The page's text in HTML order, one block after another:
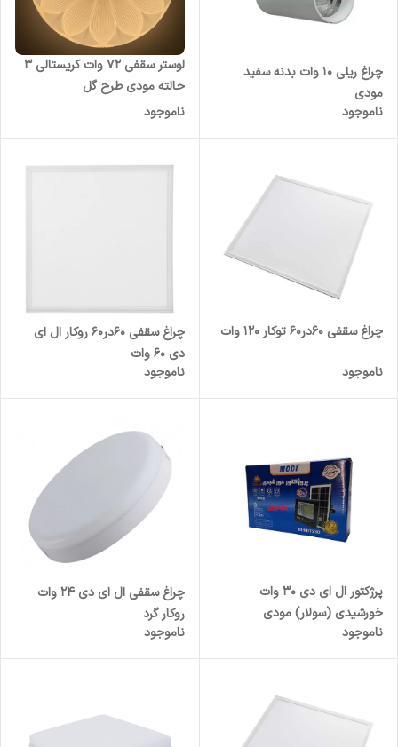
چراغ ریلی 10 وات بدنه سفید
مودی
ناموجود
لوستر سقفی 72 وات کریستالی 3
حالته مودی طرح گل
ناموجود
چراغ سقفی 60در60 توکار 120 وات
ناموجود
چراغ سقفی 60در60 روکار ال ای
دی 60 وات
ناموجود
پرژکتور ال ای دی 30 وات
خورشیدی (سولار) مودی
ناموجود
چراغ سقفی ال ای دی 24 وات
روکار گرد
ناموجود